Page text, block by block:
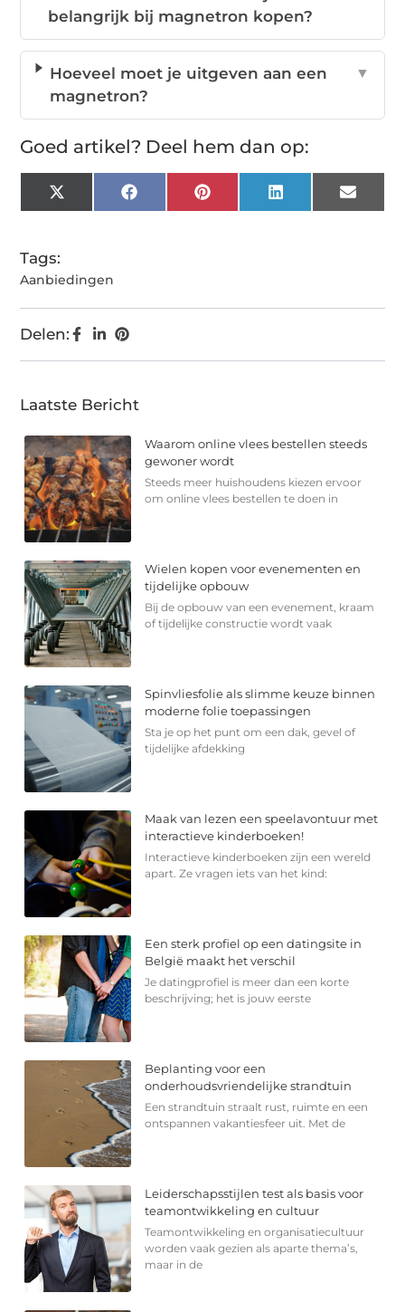
belangrijk bij magnetron kopen?
Hoeveel moet je uitgeven aan een
magnetron?
▼
Goed artikel? Deel hem dan op:
X
(Twitter)
FacebookPinterest LinkedIn Email
Tags:
Aanbiedingen
Delen:
Laatste Bericht
Waarom online vlees bestellen steeds
gewoner wordt
Steeds meer huishoudens kiezen ervoor
om online vlees bestellen te doen in
Wielen kopen voor evenementen en
tijdelijke opbouw
Bij de opbouw van een evenement, kraam
of tijdelijke constructie wordt vaak
Spinvliesfolie als slimme keuze binnen
moderne folie toepassingen
Sta je op het punt om een dak, gevel of
tijdelijke afdekking
Maak van lezen een speelavontuur met
interactieve kinderboeken!
Interactieve kinderboeken zijn een wereld
apart. Ze vragen iets van het kind:
Een sterk profiel op een datingsite in
België maakt het verschil
Je datingprofiel is meer dan een korte
beschrijving; het is jouw eerste
Beplanting voor een
onderhoudsvriendelijke strandtuin
Een strandtuin straalt rust, ruimte en een
ontspannen vakantiesfeer uit. Met de
Leiderschapsstijlen test als basis voor
teamontwikkeling en cultuur
Teamontwikkeling en organisatiecultuur
worden vaak gezien als aparte thema’s,
maar in de